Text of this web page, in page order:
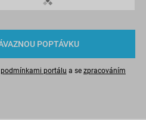
podmínkami portálu a se zpracováním